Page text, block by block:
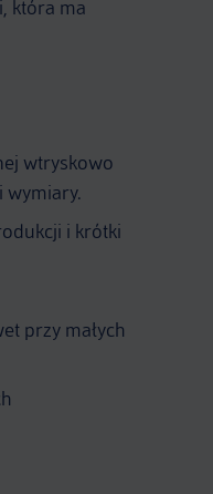
która ma
wtryskowo
wymiary.
i krótki
przy małych